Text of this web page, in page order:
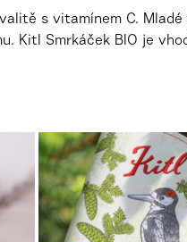
s vitamínem C.
Kitl Smrkáček BIO je